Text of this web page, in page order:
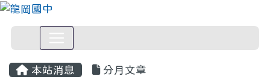
本站消息 分月文章